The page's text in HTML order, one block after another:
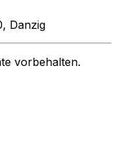
Danzig
vorbehalten.